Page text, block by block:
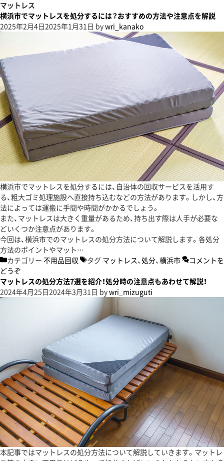
マットレス
横浜市でマットレスを処分するには？おすすめの方法や注意点を解説
2025年2月4日2025年1月31日 bywri_kanako
横浜市でマットレスを処分するには、自治体の回収サービスを活用す
る、粗大ゴミ処理施設へ直接持ち込むなどの方法があります。しかし、方
法によっては運搬に手間や時間がかかるでしょう。
また、マットレスは大きく重量があるため、持ち出す際は人手が必要な
どいくつか注意点があります。
今回は、横浜市でのマットレスの処分方法について解説します。各処分
方法のポイントやマット…
カテゴリー 不用品回収 タグ マットレス、処分、横浜市
コメントを
どうぞ
マットレスの処分方法7選を紹介！処分時の注意点もあわせて解説！
2024年4月25日2024年3月31日 bywri_mizuguti
本記事ではマットレスの処分方法について解説していきます。マットレ